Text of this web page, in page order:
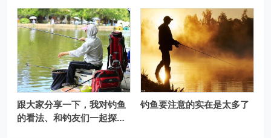
跟大家分享一下，我对钓鱼
的看法、和钓友们一起探讨
钓鱼要注意的实在是太多了